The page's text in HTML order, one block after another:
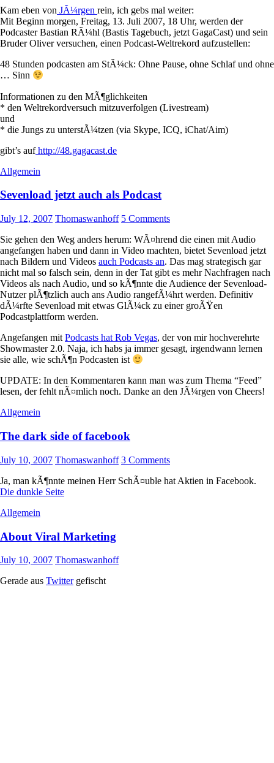
Kam eben von JÃ¼rgen rein, ich gebs mal weiter:
Mit Beginn morgen, Freitag, 13. Juli 2007, 18 Uhr, werden der
Podcaster Bastian RÃ¼hl (Bastis Tagebuch, jetzt GagaCast) und sein
Bruder Oliver versuchen, einen Podcast-Weltrekord aufzustellen:
48 Stunden podcasten am StÃ¼ck: Ohne Pause, ohne Schlaf und ohne
… Sinn
Informationen zu den MÃ¶glichkeiten
* den Weltrekordversuch mitzuverfolgen (Livestream)
und
* die Jungs zu unterstÃ¼tzen (via Skype, ICQ, iChat/Aim)
gibt’s aufhttp://48.gagacast.de
Allgemein
Sevenload jetzt auch als Podcast
July 12, 2007 Thomaswanhoff 5 Comments
Sie gehen den Weg anders herum: WÃ¤hrend die einen mit Audio
angefangen haben und dann in Video machten, bietet Sevenload jetzt
nach Bildern und Videos auch Podcasts an. Das mag strategisch gar
nicht mal so falsch sein, denn in der Tat gibt es mehr Nachfragen nach
Videos als nach Audio, und so kÃ¶nnte die Audience der Sevenload-
Nutzer plÃ¶tzlich auch ans Audio rangefÃ¼hrt werden. Definitiv
dÃ¼rfte Sevenload mit etwas GlÃ¼ck zu einer groÃŸen
Podcastplattform werden.
Angefangen mit Podcasts hat Rob Vegas, der von mir hochverehrte
Showmaster 2.0. Naja, ich habs ja immer gesagt, irgendwann lernen
sie alle, wie schÃ¶n Podcasten ist
UPDATE: In den Kommentaren kann man was zum Thema “Feed”
lesen, der fehlt nÃ¤mlich noch. Danke an den JÃ¼rgen von Cheers!
Allgemein
The dark side of facebook
July 10, 2007 Thomaswanhoff 3 Comments
Ja, man kÃ¶nnte meinen Herr SchÃ¤uble hat Aktien in Facebook.
Die dunkle Seite
Allgemein
About Viral Marketing
July 10, 2007 Thomaswanhoff
Gerade aus Twittergefischt